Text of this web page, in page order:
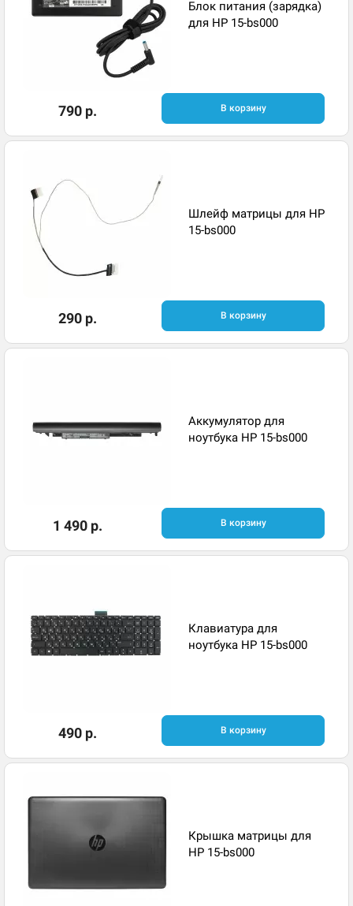
Блок питания (зарядка)
для HP 15-bs000
790 р. В корзину
Шлейф матрицы для HP
15-bs000
290 р. В корзину
Аккумулятор для
ноутбука HP 15-bs000
1 490 р. В корзину
Клавиатура для
ноутбука HP 15-bs000
490 р. В корзину
Крышка матрицы для
HP 15-bs000